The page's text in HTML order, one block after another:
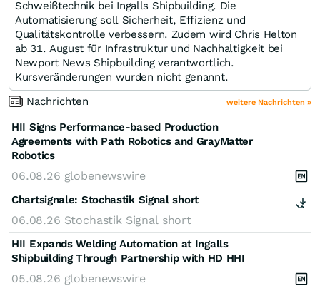
Schweißtechnik bei Ingalls Shipbuilding. Die
Automatisierung soll Sicherheit, Effizienz und
Qualitätskontrolle verbessern. Zudem wird Chris Helton
ab 31. August für Infrastruktur und Nachhaltigkeit bei
Newport News Shipbuilding verantwortlich.
Kursveränderungen wurden nicht genannt.
Nachrichten
weitere Nachrichten »
HII Signs Performance-based Production
Agreements with Path Robotics and GrayMatter
Robotics
06.08.26 globenewswire
Chartsignale: Stochastik Signal short
06.08.26 Stochastik Signal short
HII Expands Welding Automation at Ingalls
Shipbuilding Through Partnership with HD HHI
05.08.26 globenewswire